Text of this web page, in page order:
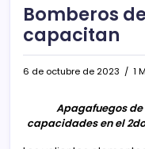
Bomberos
capacitan
6 de octubre de 2023 1
Apagafuegos
capacidades en el